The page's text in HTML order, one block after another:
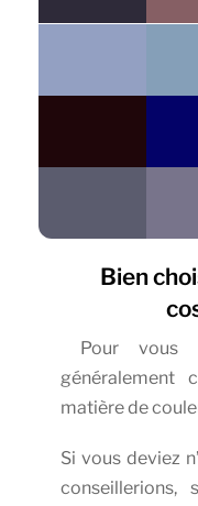
Bien
Pour vous
généralement
matière de
Si vous deviez
conseillerions,